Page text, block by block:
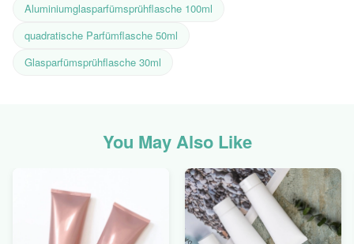
Aluminiumglasparfümsprühflasche 100ml
quadratische Parfümflasche 50ml
Glasparfümsprühflasche 30ml
You May Also Like